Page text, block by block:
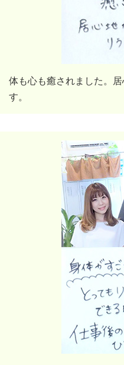
体も心も癒されました。
す。